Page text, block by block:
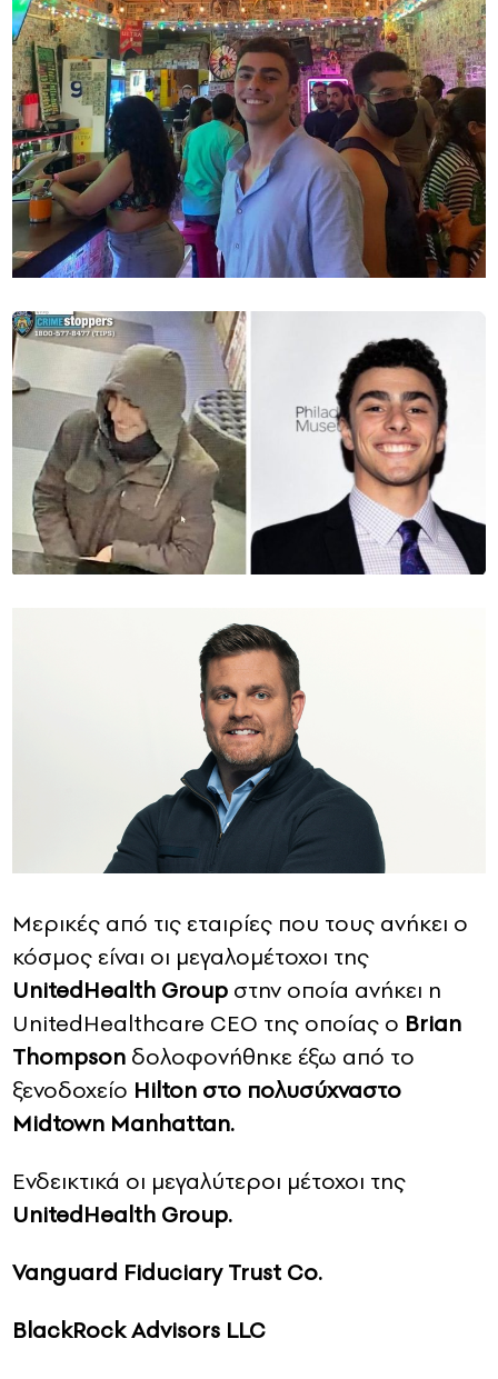
Mερικές από τις εταιρίες που τους ανήκει ο
κόσμος είναι οι μεγαλομέτοχοι της
UnitedHealth Group στην οποία ανήκει η
UnitedHealthcare CEO της οποίας o Brian
Thompson δολοφονήθηκε έξω από το
ξενοδοχείο Hilton στο πολυσύχναστο
Midtown Manhattan.
Eνδεικτικά οι μεγαλύτεροι μέτοχοι της
UnitedHealth Group.
Vanguard Fiduciary Trust Co.
BlackRock Advisors LLC